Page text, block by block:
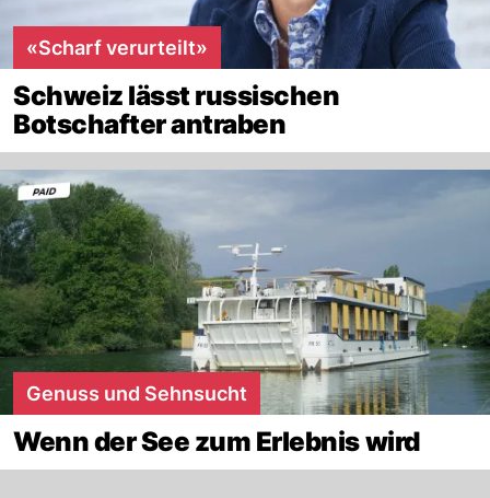
«Scharf verurteilt»
Schweiz lässt russischen
Botschafter antraben
Genuss und Sehnsucht
Wenn der See zum Erlebnis wird